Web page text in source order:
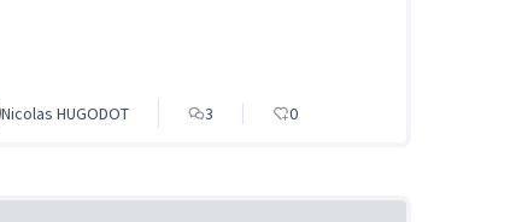
Nicolas HUGODOT 3 0